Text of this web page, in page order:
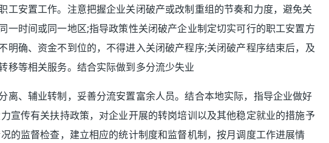
工安置工作。注意把握企业关闭破产或改制重组的节奏和力度，避免关
一时间或同一地区;指导政策性关闭破产企业制定切实可行的职工安置方
明确、资金不到位的，不得进入关闭破产程序;关闭破产程序结束后，及
移等相关服务。结合实际做到多分流少失业
离、辅业转制，妥善分流安置富余人员。结合本地实际，指导企业做好
宣传有关扶持政策，对企业开展的转岗培训以及其他稳定就业的措施予
的监督检查，建立相应的统计制度和监督机制，按月调度工作进展情